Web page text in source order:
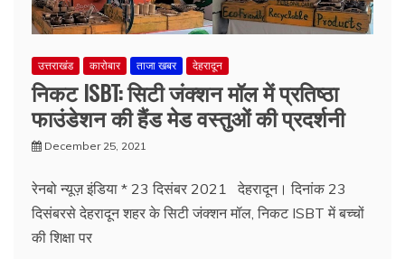
उत्तराखंड कारोबार ताजा खबर देहरादून
निकट ISBT: सिटी जंक्शन मॉल में प्रतिष्ठा
फाउंडेशन की हैंड मेड वस्तुओं की प्रदर्शनी
December 25, 2021
रेनबो न्यूज़ इंडिया * 23 दिसंबर 2021 ​ देहरादून। दिनांक 23
दिसंबरसे देहरादून शहर के सिटी जंक्शन मॉल, निकट ISBT में बच्चों
की शिक्षा पर